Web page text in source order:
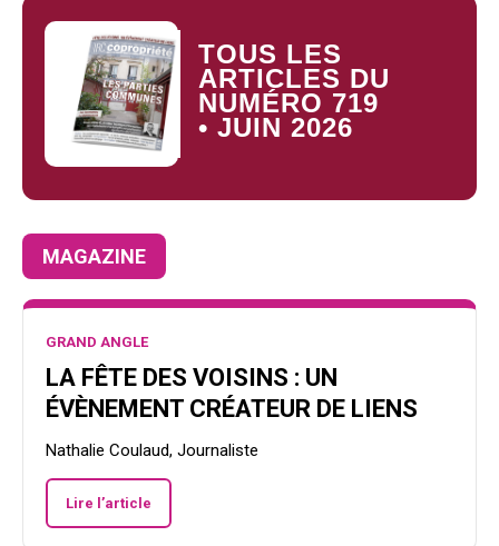
Questions/réponses
Études juridiques
Copro. en difficulté
Formez-vous !
Parole d'experts*
TOUS LES
ARTICLES DU
NUMÉRO 719
• JUIN 2026
MAGAZINE
GRAND ANGLE
LA FÊTE DES VOISINS : UN
ÉVÈNEMENT CRÉATEUR DE LIENS
Nathalie Coulaud, Journaliste
Lire l’article